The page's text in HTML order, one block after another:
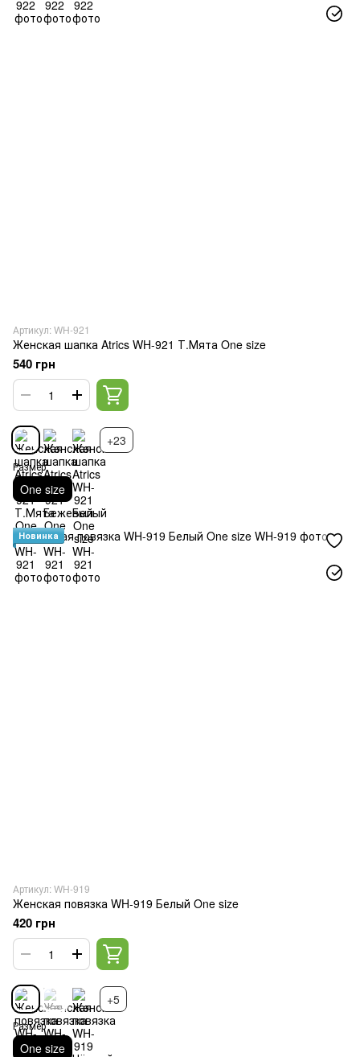
Артикул: WH-921
Женская шапка Atrics WH-921 Т.Мята One size
540 грн
+23
Размер
One size
Новинка
Артикул: WH-919
Женская повязка WH-919 Белый One size
420 грн
+5
Размер
One size